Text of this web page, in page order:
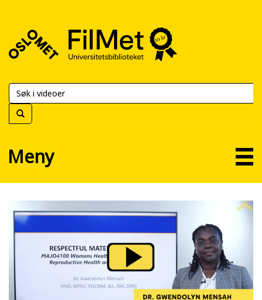
FilMet
Universitetsbiblioteket
Meny